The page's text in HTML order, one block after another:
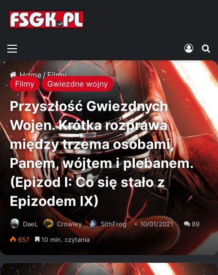
Home /Filmy
Filmy
Gwiezdne wojny
Przyszłość Gwiezdnych
Wojen. Krótka rozprawa
między trzema osobami,
Panem, wójtem i plebanem.
(Epizod I: Co się stało z
Epizodem IX)
DaeL Crowley SithFrog 10/01/2021
89
657
10 min. czytania